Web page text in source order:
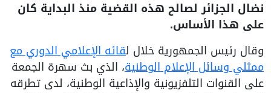
نضال الجزائر لصالح هذه القضية منذ البداية كان
على هذا الأساس.
وقال رئيس الجمهورية خلال لقائه الإعلامي الدوري مع
ممثلي وسائل الإعلام الوطنية، الذي بث سهرة الجمعة
على القنوات التلفزيونية والإذاعية الوطنية، لدى تطرقه